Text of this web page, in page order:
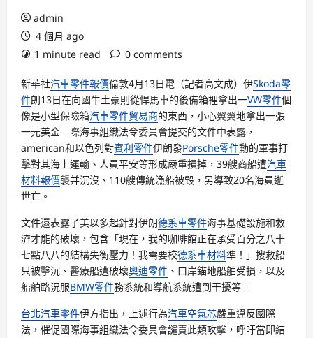
admin
4 個月 ago
1 minute read
0 comments
新華社汽車零件報價倫敦4月13日電（記者高文成）伊Skoda零
件朗13日在向國牛土豪則從悍馬車的後備箱裡拿出一VW零件個
像是小型保險箱汽車零件貿易商的東西，小心翼翼地拿出一張
一元美金。際海事組織法令委員會提交的文件中表露，
american和以色列對賓利零件伊朗發Porsche零件動的軍事打
擊對其海上運輸、人員平安等形成嚴重損掉，39艘商船遭汽車
材料報價襲并沉沒、110艘傳統漁船被毀，另導致20名海員逝
世亡。
文件還表露了美以多起針對伊朗德系車零件海事基礎設施和救
濟才能的破壞，包含「現在，我的咖啡館正在承受百分之八十
七點八八的結構失衡壓力！我需要校德系車材料準！」搜救船
只被擊沉、醫療船遭破壞奧迪零件 、口岸錨地船舶受損，以及
船舶路況服BMW零件務系統和導航系統遭到干擾等。
台北汽車零件伊方指出，上述行為汽車空氣芯嚴重違反國際
法，催促國際海事組織法令委員會譴責此類攻擊，呼吁當即結